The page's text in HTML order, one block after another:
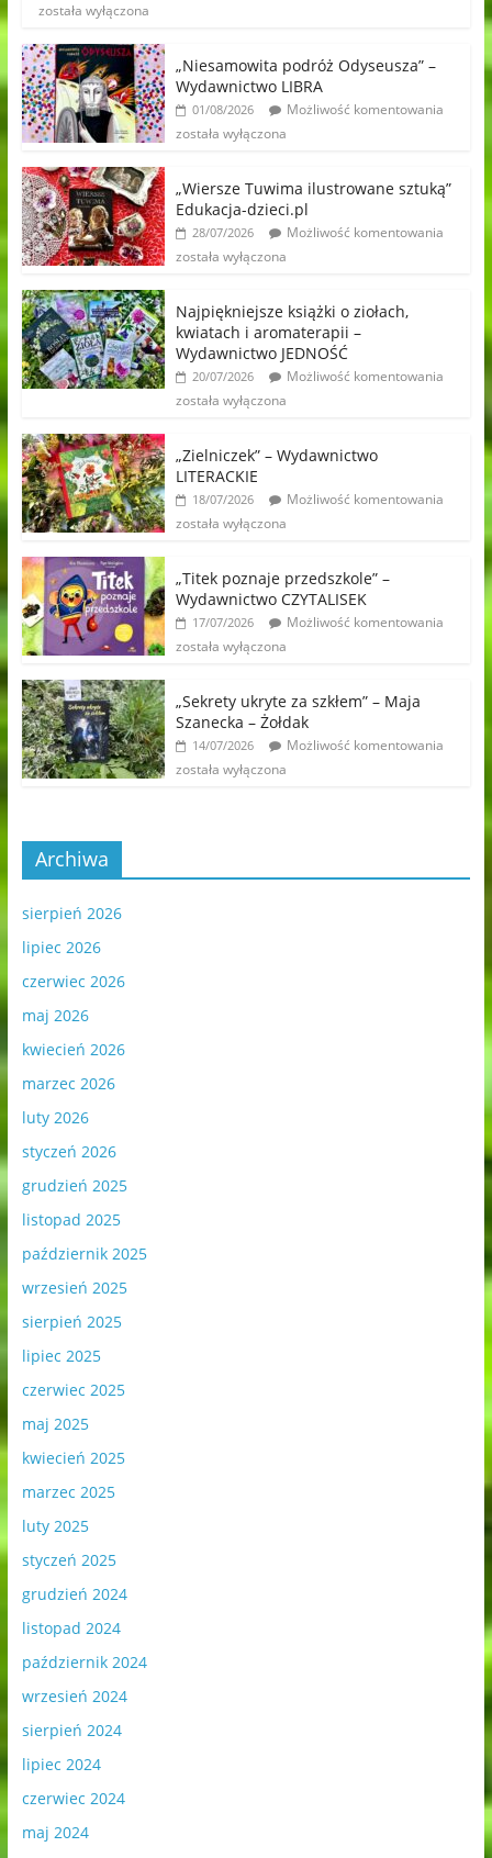
została wyłączona
„Niesamowita podróż Odyseusza” –
Wydawnictwo LIBRA
01/08/2026
Możliwość komentowania
została wyłączona
„Wiersze Tuwima ilustrowane sztuką”
Edukacja-dzieci.pl
28/07/2026
Możliwość komentowania
została wyłączona
Najpiękniejsze książki o ziołach,
kwiatach i aromaterapii –
Wydawnictwo JEDNOŚĆ
20/07/2026
Możliwość komentowania
została wyłączona
„Zielniczek” – Wydawnictwo
LITERACKIE
18/07/2026
Możliwość komentowania
została wyłączona
„Titek poznaje przedszkole” –
Wydawnictwo CZYTALISEK
17/07/2026
Możliwość komentowania
została wyłączona
„Sekrety ukryte za szkłem” – Maja
Szanecka – Żołdak
14/07/2026
Możliwość komentowania
została wyłączona
Archiwa
sierpień 2026
lipiec 2026
czerwiec 2026
maj 2026
kwiecień 2026
marzec 2026
luty 2026
styczeń 2026
grudzień 2025
listopad 2025
październik 2025
wrzesień 2025
sierpień 2025
lipiec 2025
czerwiec 2025
maj 2025
kwiecień 2025
marzec 2025
luty 2025
styczeń 2025
grudzień 2024
listopad 2024
październik 2024
wrzesień 2024
sierpień 2024
lipiec 2024
czerwiec 2024
maj 2024